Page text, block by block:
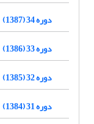
دوره 34 (1387)
دوره 33 (1386)
دوره 32 (1385)
دوره 31 (1384)